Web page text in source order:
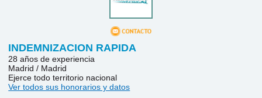
INDEMNIZACION RAPIDA
28 años de experiencia
Madrid / Madrid
Ejerce todo territorio nacional
Ver todos sus honorarios y datos